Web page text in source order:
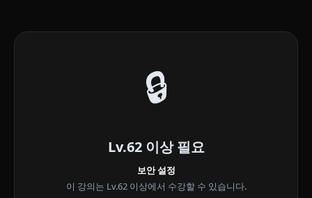
🔒
Lv.62 이상 필요
보안 설정
이 강의는 Lv.62 이상에서 수강할 수 있습니다.